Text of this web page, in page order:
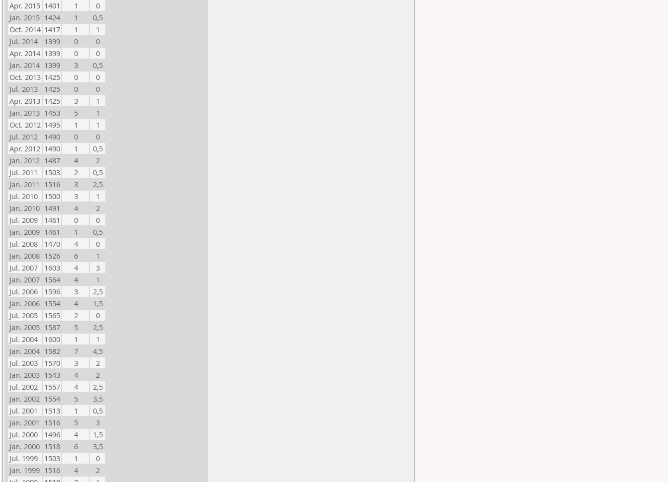
Apr. 2015 1401 1
0
Jan. 2015 1424 1
0,5
Oct. 2014 1417 1
1
Jul. 2014
1399 0
0
Apr. 2014 1399 0
0
Jan. 2014 1399 3
0,5
Oct. 2013 1425 0
0
Jul. 2013
1425 0
0
Apr. 2013 1425 3
1
Jan. 2013 1453 5
1
Oct. 2012 1495 1
1
Jul. 2012
1490 0
0
Apr. 2012 1490 1
0,5
Jan. 2012 1487 4
2
Jul. 2011
1503 2
0,5
Jan. 2011 1516 3
2,5
Jul. 2010
1500 3
1
Jan. 2010 1491 4
2
Jul. 2009
1461 0
0
Jan. 2009 1461 1
0,5
Jul. 2008
1470 4
0
Jan. 2008 1526 6
1
Jul. 2007
1603 4
3
Jan. 2007 1564 4
1
Jul. 2006
1596 3
2,5
Jan. 2006 1554 4
1,5
Jul. 2005
1565 2
0
Jan. 2005 1587 5
2,5
Jul. 2004
1600 1
1
Jan. 2004 1582 7
4,5
Jul. 2003
1570 3
2
Jan. 2003 1543 4
2
Jul. 2002
1557 4
2,5
Jan. 2002 1554 5
3,5
Jul. 2001
1513 1
0,5
Jan. 2001 1516 5
3
Jul. 2000
1496 4
1,5
Jan. 2000 1518 6
3,5
Jul. 1999
1503 1
0
Jan. 1999 1516 4
2